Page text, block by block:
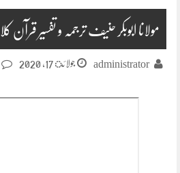
مولانا ابوبکر حنیف ترجمہ و تفسیر قرآن کلاس 2020-
administrator جولائ 17, 2020